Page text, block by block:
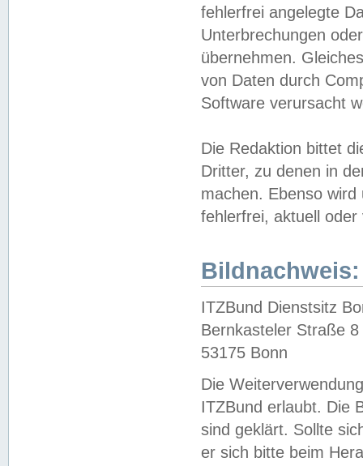
fehlerfrei angelegte
Unterbrechungen
übernehmen.
von Daten durch
Software verursacht
Die Redaktion bittet
Dritter, zu denen in
machen. Ebenso
fehlerfrei, aktuell oder
Bildnachweis:
ITZBund Dienstsitz
Bernkasteler Straße 8
53175 Bonn
Die
ITZBund erlaubt. Die
sind geklärt. Sollte
er sich bitte beim